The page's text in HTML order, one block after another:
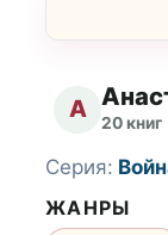
А 20 книг
Серия:
ЖАНРЫ